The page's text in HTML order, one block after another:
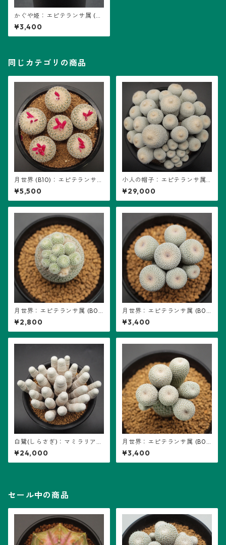
かぐや姫：エピテランサ属 (B
02)
¥3,400
同じカテゴリの商品
月世界 (B10)：エピテランサ属
※実生、6頭
¥5,500
小人の帽子：エピテランサ属
(B04)
¥29,000
月世界：エピテランサ属 (B0
8) ※カキ仔
¥2,800
月世界：エピテランサ属 (B0
7) ※実生
¥3,400
白鷺(しらさぎ)：マミラリア属
(B01)
¥24,000
月世界：エピテランサ属 (B0
3)
¥3,400
セール中の商品